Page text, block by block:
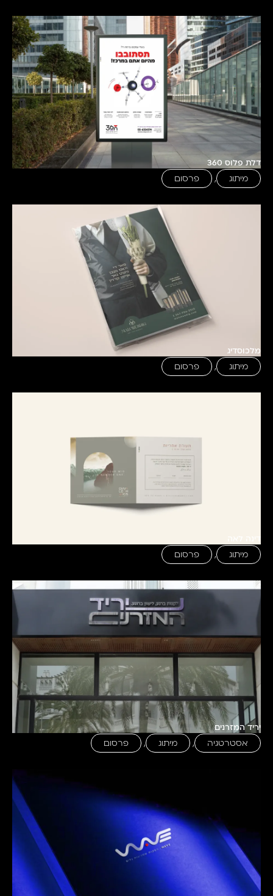
דלת פלוס 360
מיתוג , פרסום
מלכוסדיג
מיתוג , פרסום
מיתוג , פרסום
יריד המזרנים
אסטרטגיה , מיתוג , פרסום